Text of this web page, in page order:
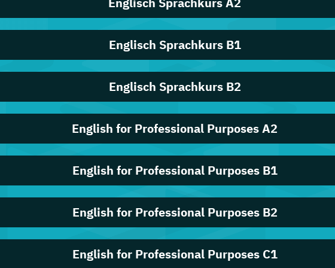
Englisch Sprachkurs B1
Englisch Sprachkurs B2
English for Professional Purposes A2
English for Professional Purposes B1
English for Professional Purposes B2
English for Professional Purposes C1